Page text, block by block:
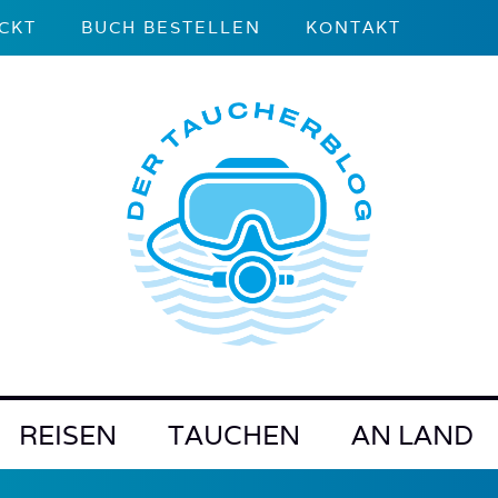
BUCH BESTELLEN KONTAKT
REISEN TAUCHEN AN LAND